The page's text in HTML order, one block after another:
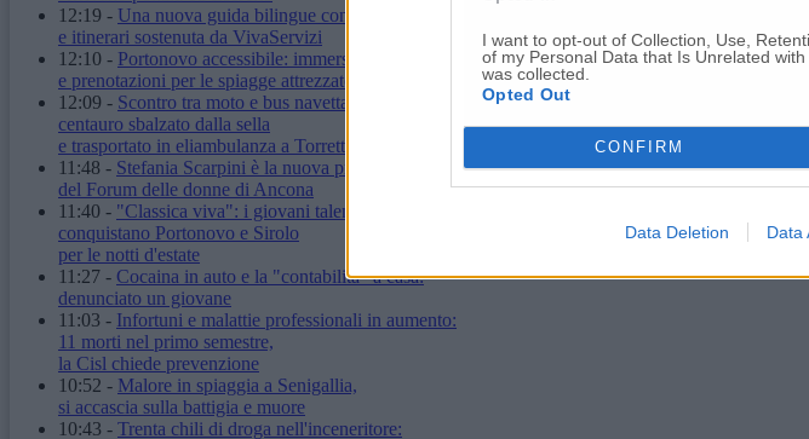
I want to opt-out of Collection, Use,
of my Personal Data that Is Unrelated
was collected.
Opted Out
CONFIRM
Data Deletion Data
12:19 - Una nuova guida bilingue con mappe
e itinerari sostenuta da VivaServizi
12:10 - Portonovo accessibile: immersioni inclusive
e prenotazioni per le spiagge attrezzate
12:09 - Scontro tra moto e bus navetta:
centauro sbalzato dalla sella
e trasportato in eliambulanza a Torrette
11:48 - Stefania Scarpini è la nuova presidente
del Forum delle donne di Ancona
11:40 - "Classica viva": i giovani talenti della musica
conquistano Portonovo e Sirolo
per le notti d'estate
11:27 - Cocaina in auto e la "contabilità" a casa:
denunciato un giovane
11:03 - Infortuni e malattie professionali in aumento:
11 morti nel primo semestre,
la Cisl chiede prevenzione
10:52 - Malore in spiaggia a Senigallia,
si accascia sulla battigia e muore
10:43 - Trenta chili di droga nell'inceneritore: